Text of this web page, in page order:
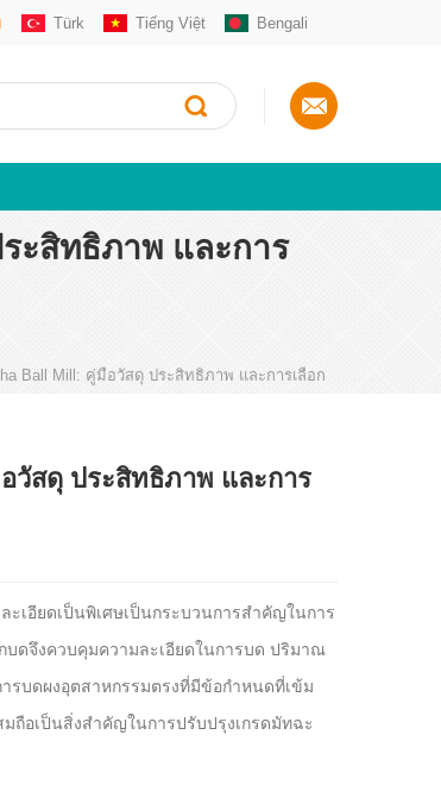
Türk Tiếng Việt Bengali
ะสิทธิภาพ และการ
Ball Mill: คู่มือวัสดุ ประสิทธิภาพ และการเลือก
วัสดุ ประสิทธิภาพ และการ
เอียดเป็นพิเศษเป็นกระบวนการสำคัญในการ
ดจึงควบคุมความละเอียดในการบด ปริมาณ
รบดผงอุตสาหกรรมตรงที่มีข้อกำหนดที่เข้ม
ถือเป็นสิ่งสำคัญในการปรับปรุงเกรดมัทฉะ